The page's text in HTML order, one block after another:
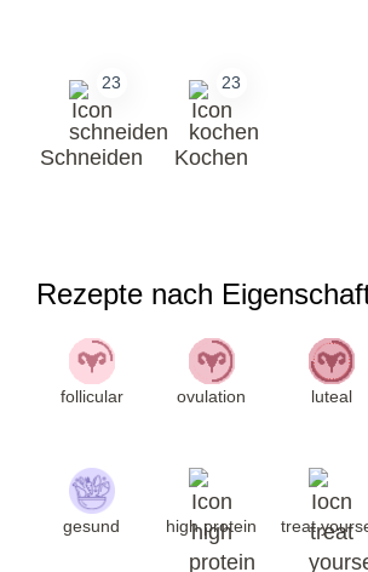
23
Schneiden
23
Kochen
Rezepte nach
follicular ovulation luteal
gesund high protein treat